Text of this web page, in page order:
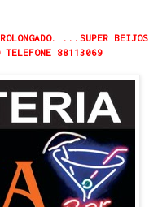
...SUPER BEIJOS
TELEFONE 88113069